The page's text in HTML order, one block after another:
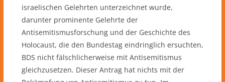
israelischen Gelehrten unterzeichnet wurde,
darunter prominente Gelehrte der
Antisemitismusforschung und der Geschichte des
Holocaust, die den Bundestag eindringlich ersuchten,
BDS nicht fälschlicherweise mit Antisemitismus
gleichzusetzen. Dieser Antrag hat nichts mit der